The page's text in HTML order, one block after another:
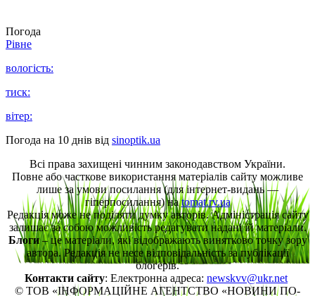
Погода
Рівне
вологість:
тиск:
вітер:
Погода на 10 днів від sinoptik.ua
Всі права захищені чинним законодавством України.
Повне або часткове використання матеріалів сайту можливе
лише за умови посилання (для інтернет-видань —
гіперпосилання) наtomat.rv.ua
Редакція може не поділяти думку авторів. Адміністрація сайту
залишає за собою можливість редагувати надані їй матеріали.
Блоги– це матеріали, які відображають винятково точку зору
автора. Редакція не несе відповідальність за публікації
блогерів.
Контакти сайту: Електронна адреса: newskvv@ukr.net
© ТОВ «ІНФОРМАЦІЙНЕ АГЕНТСТВО «НОВИНИ ПО-